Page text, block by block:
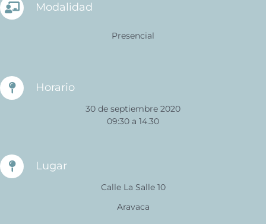
Modalidad
Presencial
Horario
30 de septiembre 2020
09:30 a 14.30
Lugar
Calle La Salle 10
Aravaca